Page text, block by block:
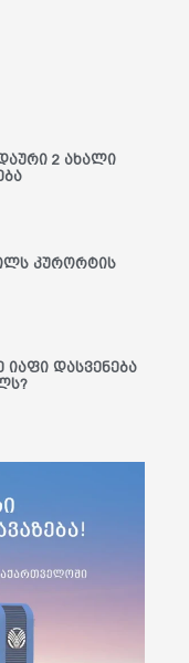
2 ახალი
კურორტის
იაფი დასვენება